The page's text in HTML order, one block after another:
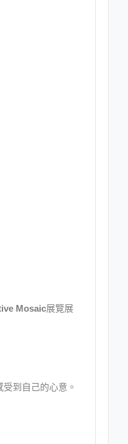
Mosaic展覽展
到自己的心意。